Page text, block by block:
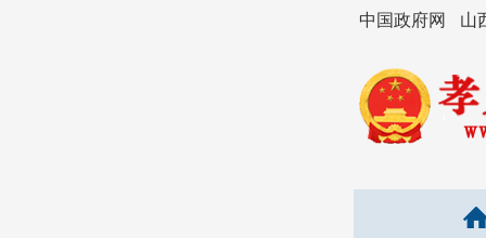
中国政府网 山